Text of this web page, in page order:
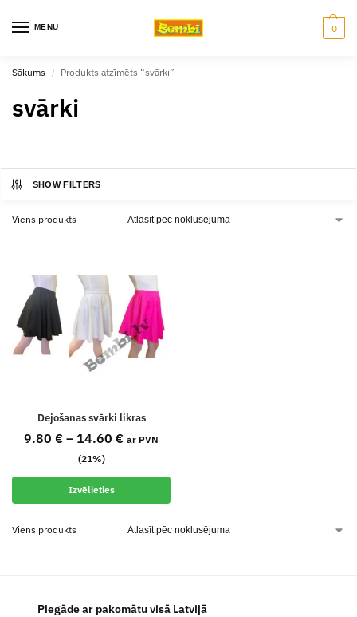
MENU 0
Sākums / Produkts atzīmēts “svārki”
svārki
SHOW FILTERS
Viens produkts
Dejošanas svārki likras
9.80 € – 14.60 € ar PVN
(21%)
Izvēlieties
Viens produkts
Piegāde ar pakomātu visā Latvijā